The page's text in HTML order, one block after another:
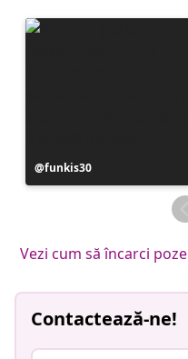
Postare
publicată
funkis30
Vezi cum să încarci poze
Contactează-ne!